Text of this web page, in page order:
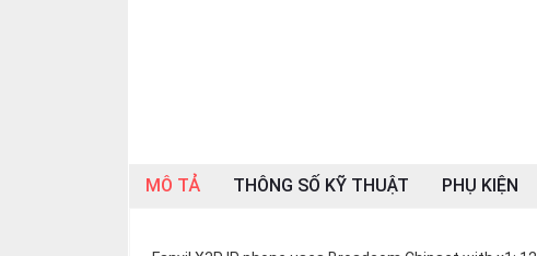
MÔ TẢ THÔNG SỐ KỸ THUẬT PHỤ KIỆN